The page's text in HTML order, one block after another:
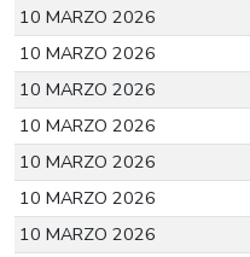
10 MARZO 2026
10 MARZO 2026
10 MARZO 2026
10 MARZO 2026
10 MARZO 2026
10 MARZO 2026
10 MARZO 2026